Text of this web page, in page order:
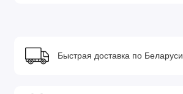
Быстрая доставка по Беларуси